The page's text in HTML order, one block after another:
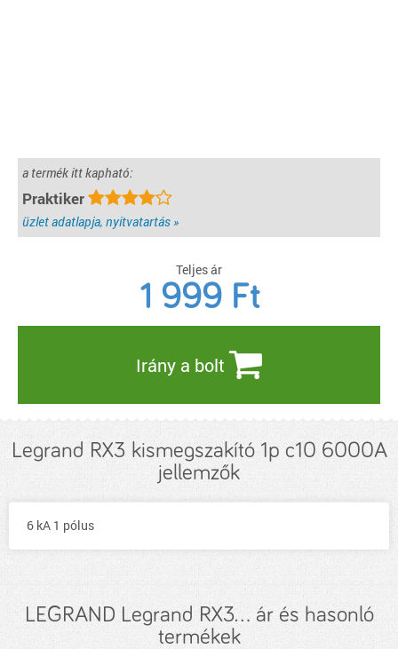
a termék itt kapható:
Praktiker
üzlet adatlapja, nyitvatartás »
Teljes ár
1 999 Ft
Irány a bolt
Legrand RX3 kismegszakító 1p c10 6000A
jellemzők
6 kA 1 pólus
LEGRAND Legrand RX3... ár és hasonló
termékek